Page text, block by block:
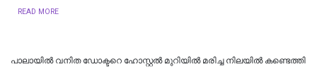
READ MORE
പാലായിൽ വനിത ഡോക്ടറെ ഹോസ്റ്റൽ മുറിയിൽ മരിച്ച നിലയിൽ കണ്ടെത്തി